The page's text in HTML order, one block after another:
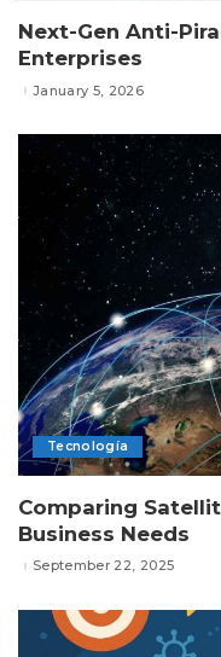
Next-Gen Anti-
Enterprises
January 5, 2026
Tecnología
Comparing
Business Needs
September 22, 2025